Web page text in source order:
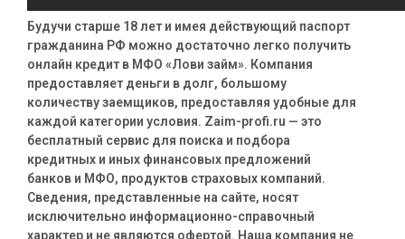
Будучи старше 18 лет и имея действующий паспорт
гражданина РФ можно достаточно легко получить
онлайн кредит в МФО «Лови займ». Компания
предоставляет деньги в долг, большому
количеству заемщиков, предоставляя удобные для
каждой категории условия. Zaim-profi.ru — это
бесплатный сервис для поиска и подбора
кредитных и иных финансовых предложений
банков и МФО, продуктов страховых компаний.
Сведения, представленные на сайте, носят
исключительно информационно-справочный
характер и не являются офертой. Наша компания не